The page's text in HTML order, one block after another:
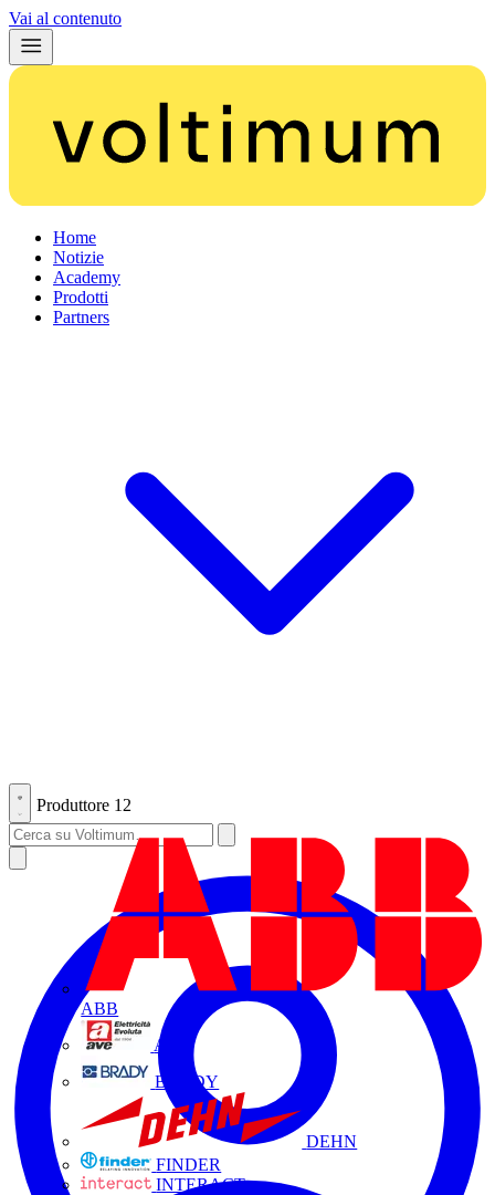
Vai al contenuto
Home
Notizie
Academy
Prodotti
Partners
Produttore 12
ABB
AVE
BRADY
DEHN
FINDER
INTERACT